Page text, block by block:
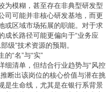
为模糊，甚至存在非典型研发型
司可能并非核心研发基地，而更
或区域市场拓展的职能。对于求
成长路径可能更偏向于“业务应
级”技术资源的预期。
“名”与“实”
细清单，但结合行业趋势与“风控
断出该岗位的核心价值与潜在挑
是生命线，尤其是在银行系背景